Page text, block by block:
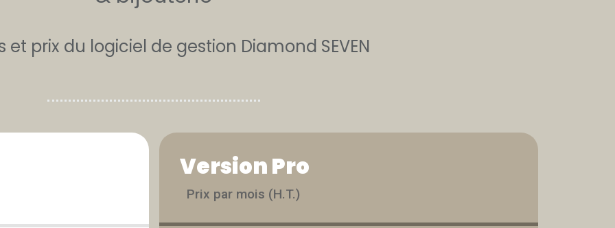
et prix du logiciel de gestion Diamond SEVEN
Version Pro
Prix par mois (H.T.)